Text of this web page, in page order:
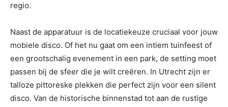
regio.
Naast de apparatuur is de locatiekeuze cruciaal voor jouw
mobiele disco. Of het nu gaat om een intiem tuinfeest of
een grootschalig evenement in een park, de setting moet
passen bij de sfeer die je wilt creëren. In Utrecht zijn er
talloze pittoreske plekken die perfect zijn voor een silent
disco. Van de historische binnenstad tot aan de rustige